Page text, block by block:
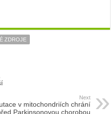
ZDROJE
Next
v mitochondriích chrání
Parkinsonovou chorobou